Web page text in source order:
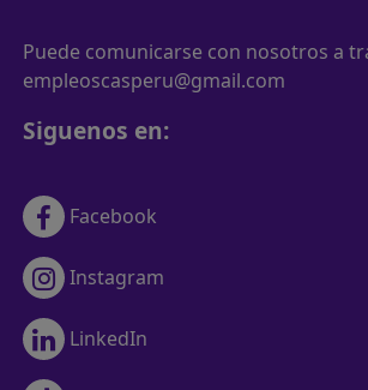
Puede comunicarse con nosotros a
empleoscasperu@gmail.com
Siguenos en:
Facebook
Instagram
LinkedIn